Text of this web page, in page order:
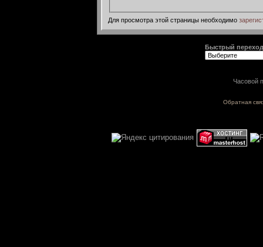
Для просмотра этой страницы необходимо
Быстрый переход
Часовой
Обратная